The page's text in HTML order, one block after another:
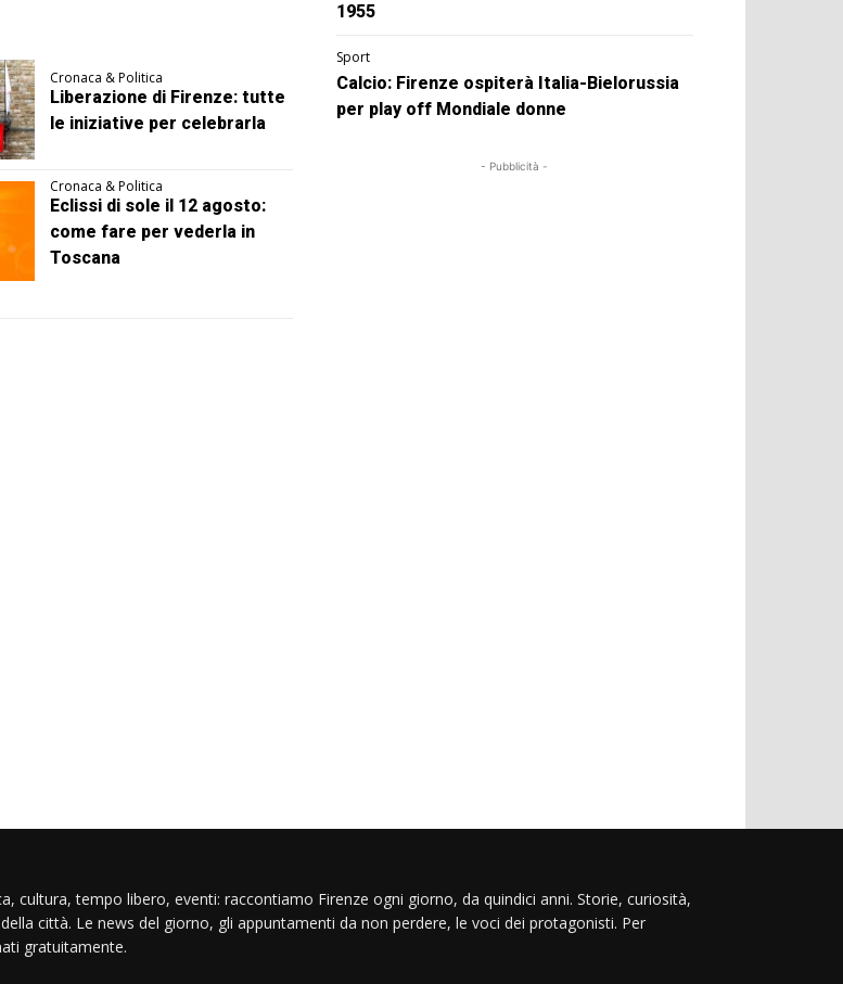
Cronaca & Politica
Liberazione di Firenze: tutte
le iniziative per celebrarla
Cronaca & Politica
Eclissi di sole il 12 agosto:
come fare per vederla in
Toscana
1955
Sport
Calcio: Firenze ospiterà Italia-Bielorussia
per play off Mondiale donne
- Pubblicità -
cultura, tempo libero, eventi: raccontiamo Firenze ogni giorno, da quindici anni. Storie, curiosità,
città. Le news del giorno, gli appuntamenti da non perdere, le voci dei protagonisti. Per
gratuitamente.